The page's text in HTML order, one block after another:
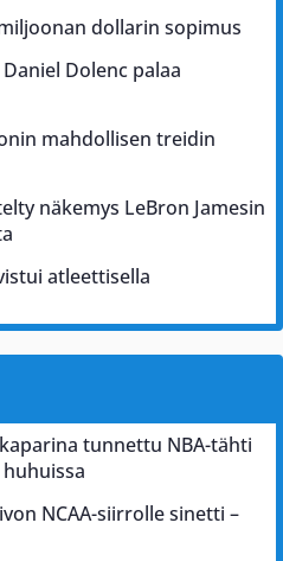
dollarin sopimus
Dolenc palaa
mahdollisen treidin
näkemys LeBron Jamesin
atleettisella
tunnettu NBA-tähti
huhuissa
NCAA-siirrolle sinetti –